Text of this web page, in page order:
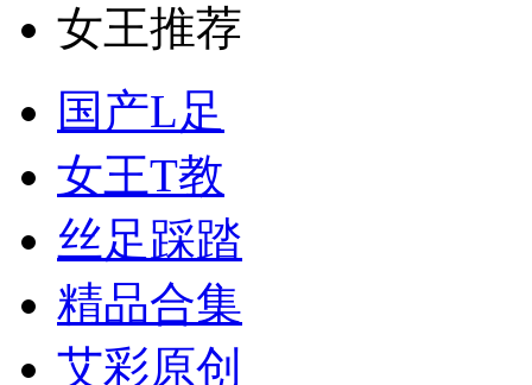
女王推荐
国产L足
女王T教
丝足踩踏
精品合集
艾彩原创